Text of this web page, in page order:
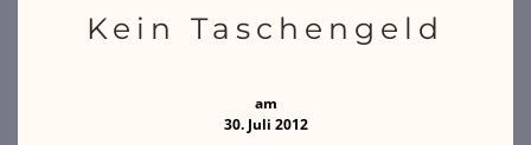
Kein Taschengeld
am
30. Juli 2012